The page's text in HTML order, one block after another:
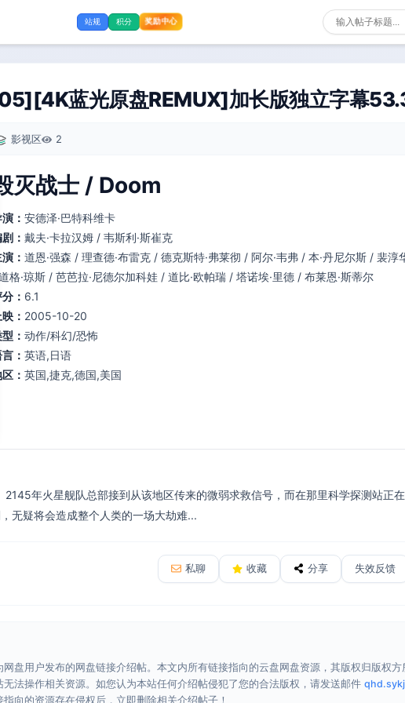
站规 积分 奖励中心
蓝光原盘REMUX]加长版独立字幕
影视区 2
灭战士 / Doom
： 安德泽·巴特科维卡
： 戴夫·卡拉汉姆 / 韦斯利·斯崔克
： 道恩·强森 / 理查德·布雷克 / 德克斯特·弗莱彻 / 阿尔·韦弗 / 本·丹尼尔斯 / 裴淳
格·琼斯 / 芭芭拉·尼德尔加科娃 / 道比·欧帕瑞 / 塔诺埃·里德 / 布莱恩·斯蒂尔
： 6.1
映： 2005-10-20
： 动作/科幻/恐怖
： 英语,日语
： 英国,捷克,德国,美国
年火星舰队总部接到从该地区传来的微弱求救信号，而在那里科学探测站正
无疑将会造成整个人类的一场大劫难...
私聊 收藏 分享 失效反馈
盘用户发布的网盘链接介绍帖。本文内所有链接指向的云盘网盘资源，其版权归版权方
法操作相关资源。如您认为本站任何介绍帖侵犯了您的合法版权，请发送邮件
向的资源存在侵权后，立即删除相关介绍帖子！